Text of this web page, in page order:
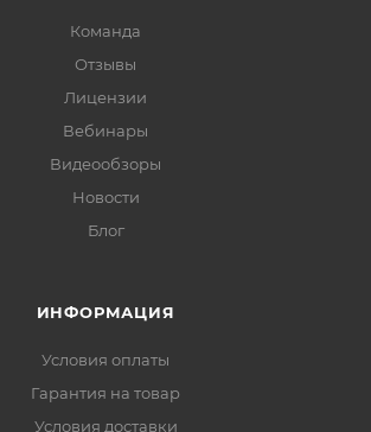
Команда
Отзывы
Лицензии
Вебинары
Видеообзоры
Новости
Блог
ИНФОРМАЦИЯ
Условия оплаты
Гарантия на товар
Условия доставки